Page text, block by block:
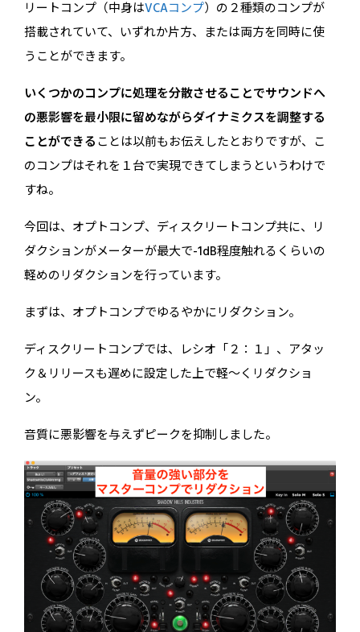
リートコンプ（中身はVCAコンプ）の２種類のコンプが
搭載されていて、いずれか片方、または両方を同時に使
うことができます。
いくつかのコンプに処理を分散させることでサウンドへ
の悪影響を最小限に留めながらダイナミクスを調整する
ことができることは以前もお伝えしたとおりですが、こ
のコンプはそれを１台で実現できてしまうというわけで
すね。
今回は、オプトコンプ、ディスクリートコンプ共に、リ
ダクションがメーターが最大で-1dB程度触れるくらいの
軽めのリダクションを行っています。
まずは、オプトコンプでゆるやかにリダクション。
ディスクリートコンプでは、レシオ「２：１」、アタッ
ク＆リリースも遅めに設定した上で軽〜くリダクショ
ン。
音質に悪影響を与えずピークを抑制しました。